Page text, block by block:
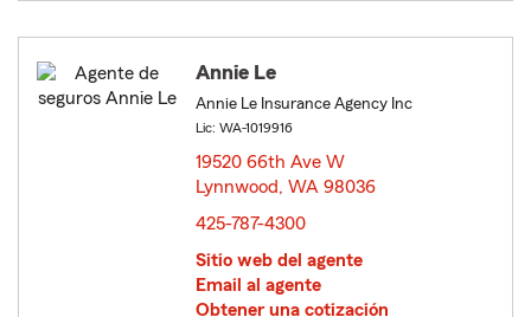
Annie Le
Annie Le Insurance Agency Inc
Lic: WA-1019916
19520 66th Ave W
Lynnwood, WA 98036
425-787-4300
Sitio web del agente
Email al agente
Obtener una cotización